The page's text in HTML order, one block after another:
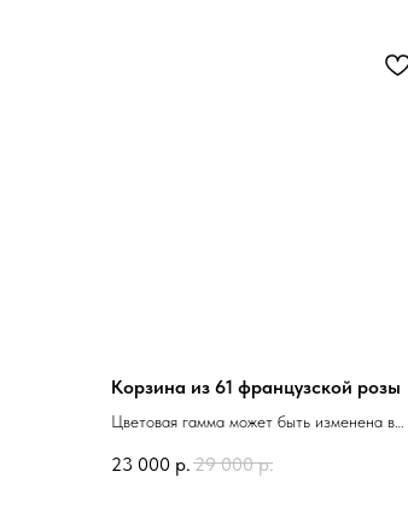
Корзина из 61 французской розы
Цветовая гамма может быть изменена в
23 000 р. 29 000 р.